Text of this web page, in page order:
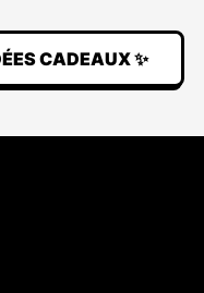
CADEAUX ✨